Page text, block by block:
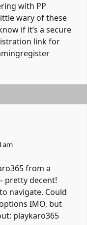
with PP
wary of these
if it’s a secure
link for
am
from a
pretty decent!
navigate. Could
IMO, but
playkaro365